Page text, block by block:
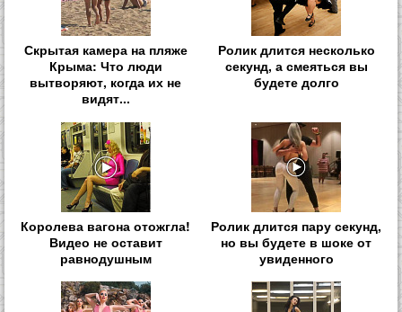
Скрытая камера на пляже
Крыма: Что люди
вытворяют, когда их не
видят...
Ролик длится несколько
секунд, а смеяться вы
будете долго
Королева вагона отожгла!
Видео не оставит
равнодушным
Ролик длится пару секунд,
но вы будете в шоке от
увиденного